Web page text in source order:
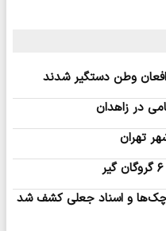
وطن دستگیر شدند
در زاهدان
تهران
چک‌ها و اسناد جعلی کشف شد